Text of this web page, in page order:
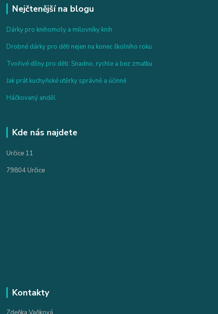
Nejčtenější na blogu
Dárky pro knihomoly a milovníky knih
Drobné dárky pro děti nejen na konec školního roku
Tvořivé dílny pro děti: Snadno, rychle a bez zmatku
Jak prát kuchyňské utěrky správně a účinně
Háčkovaný anděl
Kde nás najdete
Určice 11
79804 Určice
Kontakty